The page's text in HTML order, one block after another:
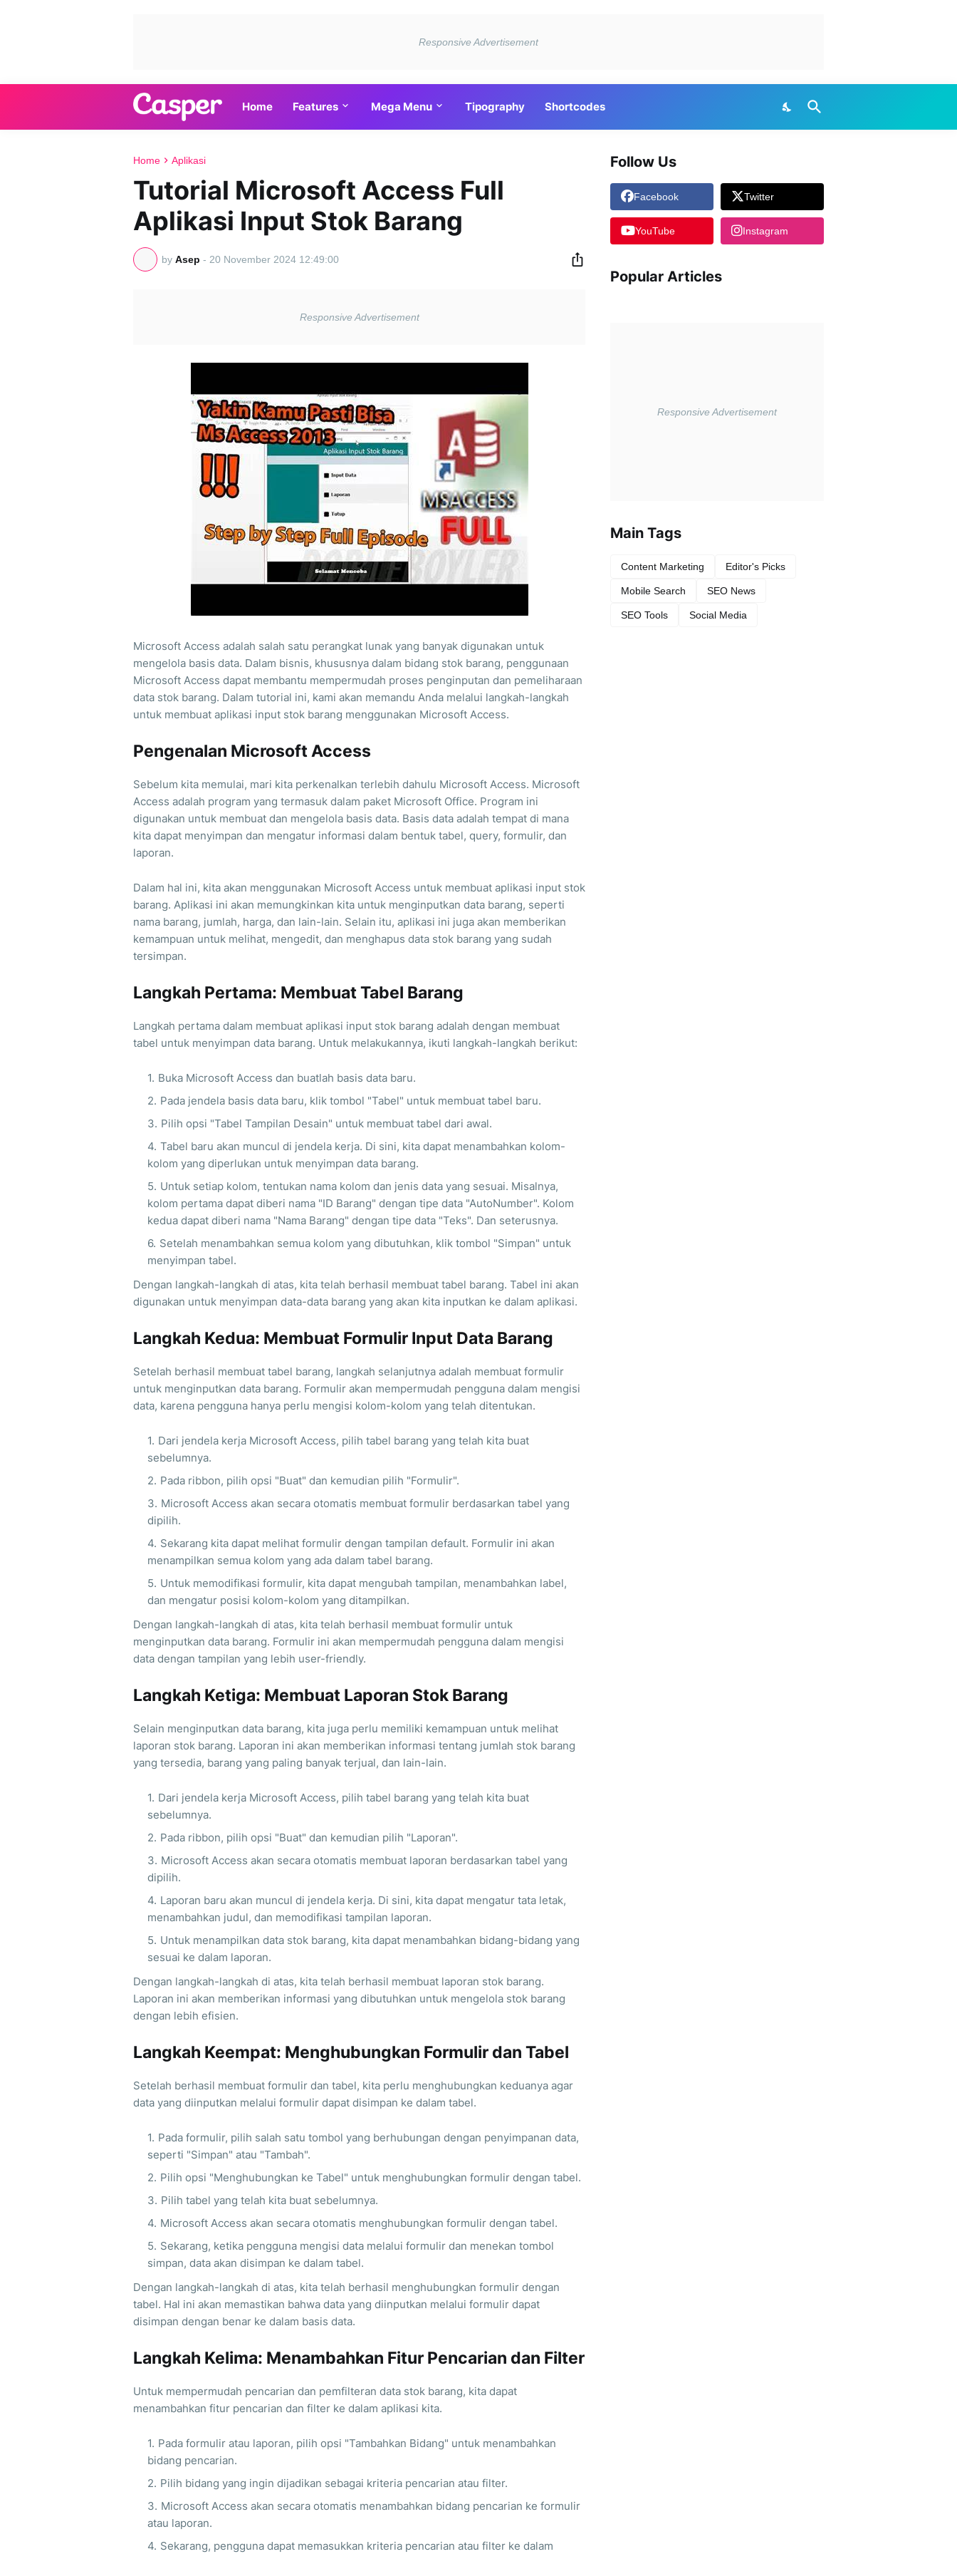
Home Features Mega Menu Tipography Shortcodes
Home Aplikasi
Tutorial Microsoft Access Full
Aplikasi Input Stok Barang
by Asep - 20 November 2024 12:49:00
Microsoft Access adalah salah satu perangkat lunak yang banyak digunakan untuk
mengelola basis data. Dalam bisnis, khususnya dalam bidang stok barang, penggunaan
Microsoft Access dapat membantu mempermudah proses penginputan dan pemeliharaan
data stok barang. Dalam tutorial ini, kami akan memandu Anda melalui langkah-langkah
untuk membuat aplikasi input stok barang menggunakan Microsoft Access.
Pengenalan Microsoft Access
Sebelum kita memulai, mari kita perkenalkan terlebih dahulu Microsoft Access. Microsoft
Access adalah program yang termasuk dalam paket Microsoft Office. Program ini
digunakan untuk membuat dan mengelola basis data. Basis data adalah tempat di mana
kita dapat menyimpan dan mengatur informasi dalam bentuk tabel, query, formulir, dan
laporan.
Dalam hal ini, kita akan menggunakan Microsoft Access untuk membuat aplikasi input stok
barang. Aplikasi ini akan memungkinkan kita untuk menginputkan data barang, seperti
nama barang, jumlah, harga, dan lain-lain. Selain itu, aplikasi ini juga akan memberikan
kemampuan untuk melihat, mengedit, dan menghapus data stok barang yang sudah
tersimpan.
Langkah Pertama: Membuat Tabel Barang
Langkah pertama dalam membuat aplikasi input stok barang adalah dengan membuat
tabel untuk menyimpan data barang. Untuk melakukannya, ikuti langkah-langkah berikut:
Buka Microsoft Access dan buatlah basis data baru.
Pada jendela basis data baru, klik tombol "Tabel" untuk membuat tabel baru.
Pilih opsi "Tabel Tampilan Desain" untuk membuat tabel dari awal.
Tabel baru akan muncul di jendela kerja. Di sini, kita dapat menambahkan kolom-
kolom yang diperlukan untuk menyimpan data barang.
Untuk setiap kolom, tentukan nama kolom dan jenis data yang sesuai. Misalnya,
kolom pertama dapat diberi nama "ID Barang" dengan tipe data "AutoNumber". Kolom
kedua dapat diberi nama "Nama Barang" dengan tipe data "Teks". Dan seterusnya.
Setelah menambahkan semua kolom yang dibutuhkan, klik tombol "Simpan" untuk
menyimpan tabel.
Dengan langkah-langkah di atas, kita telah berhasil membuat tabel barang. Tabel ini akan
digunakan untuk menyimpan data-data barang yang akan kita inputkan ke dalam aplikasi.
Langkah Kedua: Membuat Formulir Input Data Barang
Setelah berhasil membuat tabel barang, langkah selanjutnya adalah membuat formulir
untuk menginputkan data barang. Formulir akan mempermudah pengguna dalam mengisi
data, karena pengguna hanya perlu mengisi kolom-kolom yang telah ditentukan.
Dari jendela kerja Microsoft Access, pilih tabel barang yang telah kita buat
sebelumnya.
Pada ribbon, pilih opsi "Buat" dan kemudian pilih "Formulir".
Microsoft Access akan secara otomatis membuat formulir berdasarkan tabel yang
dipilih.
Sekarang kita dapat melihat formulir dengan tampilan default. Formulir ini akan
menampilkan semua kolom yang ada dalam tabel barang.
Untuk memodifikasi formulir, kita dapat mengubah tampilan, menambahkan label,
dan mengatur posisi kolom-kolom yang ditampilkan.
Dengan langkah-langkah di atas, kita telah berhasil membuat formulir untuk
menginputkan data barang. Formulir ini akan mempermudah pengguna dalam mengisi
data dengan tampilan yang lebih user-friendly.
Langkah Ketiga: Membuat Laporan Stok Barang
Selain menginputkan data barang, kita juga perlu memiliki kemampuan untuk melihat
laporan stok barang. Laporan ini akan memberikan informasi tentang jumlah stok barang
yang tersedia, barang yang paling banyak terjual, dan lain-lain.
Dari jendela kerja Microsoft Access, pilih tabel barang yang telah kita buat
sebelumnya.
Pada ribbon, pilih opsi "Buat" dan kemudian pilih "Laporan".
Microsoft Access akan secara otomatis membuat laporan berdasarkan tabel yang
dipilih.
Laporan baru akan muncul di jendela kerja. Di sini, kita dapat mengatur tata letak,
menambahkan judul, dan memodifikasi tampilan laporan.
Untuk menampilkan data stok barang, kita dapat menambahkan bidang-bidang yang
sesuai ke dalam laporan.
Dengan langkah-langkah di atas, kita telah berhasil membuat laporan stok barang.
Laporan ini akan memberikan informasi yang dibutuhkan untuk mengelola stok barang
dengan lebih efisien.
Langkah Keempat: Menghubungkan Formulir dan Tabel
Setelah berhasil membuat formulir dan tabel, kita perlu menghubungkan keduanya agar
data yang diinputkan melalui formulir dapat disimpan ke dalam tabel.
Pada formulir, pilih salah satu tombol yang berhubungan dengan penyimpanan data,
seperti "Simpan" atau "Tambah".
Pilih opsi "Menghubungkan ke Tabel" untuk menghubungkan formulir dengan tabel.
Pilih tabel yang telah kita buat sebelumnya.
Microsoft Access akan secara otomatis menghubungkan formulir dengan tabel.
Sekarang, ketika pengguna mengisi data melalui formulir dan menekan tombol
simpan, data akan disimpan ke dalam tabel.
Dengan langkah-langkah di atas, kita telah berhasil menghubungkan formulir dengan
tabel. Hal ini akan memastikan bahwa data yang diinputkan melalui formulir dapat
disimpan dengan benar ke dalam basis data.
Langkah Kelima: Menambahkan Fitur Pencarian dan Filter
Untuk mempermudah pencarian dan pemfilteran data stok barang, kita dapat
menambahkan fitur pencarian dan filter ke dalam aplikasi kita.
Pada formulir atau laporan, pilih opsi "Tambahkan Bidang" untuk menambahkan
bidang pencarian.
Pilih bidang yang ingin dijadikan sebagai kriteria pencarian atau filter.
Microsoft Access akan secara otomatis menambahkan bidang pencarian ke formulir
atau laporan.
Sekarang, pengguna dapat memasukkan kriteria pencarian atau filter ke dalam
Follow Us
Facebook Twitter
YouTube Instagram
Popular Articles
Main Tags
Content Marketing Editor's Picks
Mobile Search SEO News
SEO Tools Social Media